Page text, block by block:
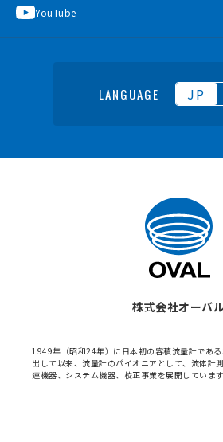
YouTube
LANGUAGE JP
株式会社オーバ
1949年（昭和24年）に日本初の容積流量計であ
出して以来、流量計のパイオニアとして、流体計
連機器、システム機器、校正事業を展開しています